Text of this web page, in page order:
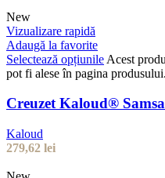
New
Vizualizare rapidă
Adaugă la favorite
Selectează opțiunile Acest
pot fi alese în pagina produsului.
Creuzet Kaloud®
Kaloud
279,62 lei